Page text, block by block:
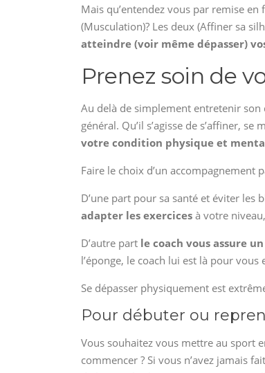
Mais qu’entendez vous par remise en
(Musculation)? Les deux (Affiner sa
atteindre (voir même dépasser)
Prenez soin de
Au delà de simplement entretenir
général. Qu’il s’agisse de s’affiner,
votre condition physique et
Faire le choix d’un accompagnement
D’une part pour sa santé et éviter les
adapter les exercices à votre
D’autre part le coach vous assure
l’éponge, le coach lui est là pour
Se dépasser physiquement est
Pour débuter ou
Vous souhaitez vous mettre au sport
commencer ? Si vous n’avez jamais